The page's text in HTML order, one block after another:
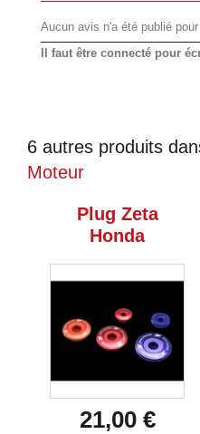
Aucun avis n'a été publié
Il faut être connecté pour
6 autres produits
Moteur
Plug Zeta
Honda
21,00 €